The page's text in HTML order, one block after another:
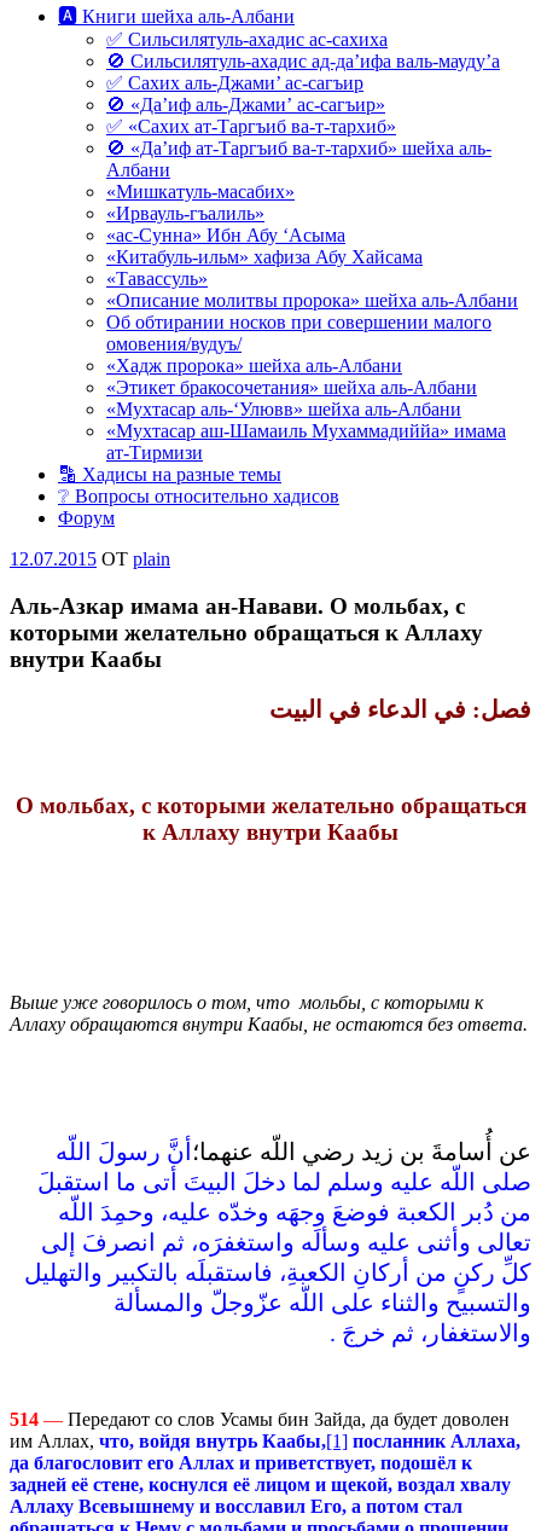
🅰 Книги шейха аль-Албани
✅ Сильсилятуль-ахадис ас-сахиха
🚫 Сильсилятуль-ахадис ад-да’ифа валь-мауду’а
✅ Сахих аль-Джами’ ас-сагъир
🚫 «Да’иф аль-Джами’ ас-сагъир»
✅ «Сахих ат-Таргъиб ва-т-тархиб»
🚫 «Да’иф ат-Таргъиб ва-т-тархиб» шейха аль-
Албани
«Мишкатуль-масабих»
«Ирвауль-гъалиль»
«ас-Сунна» Ибн Абу ‘Асыма
«Китабуль-ильм» хафиза Абу Хайсама
«Тавассуль»
«Описание молитвы пророка» шейха аль-Албани
Об обтирании носков при совершении малого
омовения/вудуъ/
«Хадж пророка» шейха аль-Албани
«Этикет бракосочетания» шейха аль-Албани
«Мухтасар аль-‘Улювв» шейха аль-Албани
«Мухтасар аш-Шамаиль Мухаммадиййа» имама
ат-Тирмизи
🔡 Хадисы на разные темы
❔ Вопросы относительно хадисов
Форум
Опубликовано
12.07.2015 OT plain
Аль-Азкар имама ан-Навави. О мольбах, с
которыми желательно обращаться к Аллаху
внутри Каабы
فصل‏:‏ في الدعاء في البيت
О мольбах, с которыми желательно обращаться
к Аллаху внутри Каабы
Выше уже говорилось о том, что мольбы, с которыми к
Аллаху обращаются внутри Каабы, не остаются без ответа.
عن أُسامةَ بن زيد رضي اللّه عنهما؛أنَّ رسولَ اللّه
صلى اللّه عليه وسلم لما دخلَ البيتَ أتى ما استقبلَ
من دُبر الكعبة فوضعَ وجهَه وخدّه عليه، وحمِدَ اللّه
تعالى وأثنى عليه وسألَه واستغفرَه، ثم انصرفَ إلى
كلِّ ركنٍ من أركانِ الكعبةِ، فاستقبلَه بالتكبير والتهليل
والتسبيح والثناء على اللّه عزّوجلّ والمسألة
والاستغفار، ثم خرجَ ‏.‏ ‏
514 — Передают со слов Усамы бин Зайда, да будет доволен
им Аллах, что, войдя внутрь Каабы,[1] посланник Аллаха,
да благословит его Аллах и приветствует, подошёл к
задней её стене, коснулся её лицом и щекой, воздал хвалу
Аллаху Всевышнему и восславил Его, а потом стал